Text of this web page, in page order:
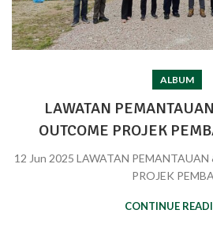
ALBUM
LAWATAN
OUTCOME PROJEK
12 Jun 2025 LAWATAN
PROJEK
CONTINUE